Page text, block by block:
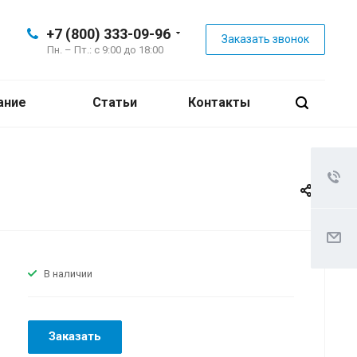
+7 (800) 333-09-96
Пн. – Пт.: с 9:00 до 18:00
Заказать звонок
Статьи Контакты
В наличии
Заказать